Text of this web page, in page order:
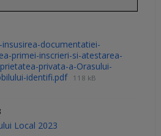
insusirea-documentatiei-
primei-inscrieri-si-atestarea-
privata-a-Orasului-
identifi.pdf 118 kB
Local 2023